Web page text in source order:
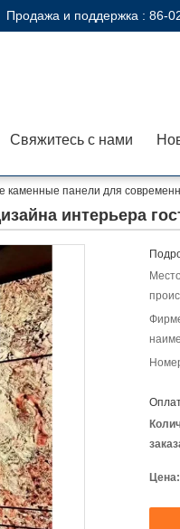
Продажа и поддержка : 86-
Свяжитесь с нами
каменные панели для
интерьера
Цена: